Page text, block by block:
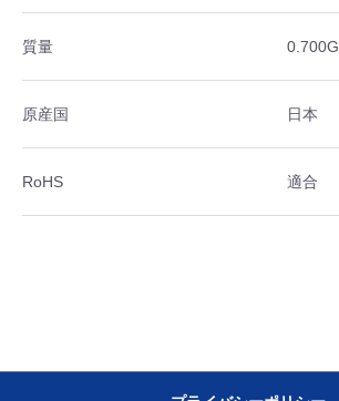
質量 0.700G
原産国 日本
RoHS 適合